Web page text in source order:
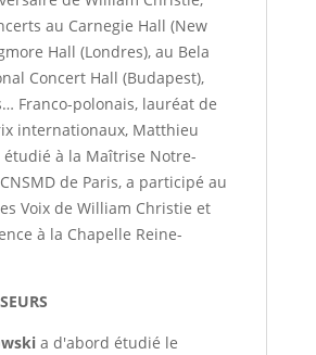
au Carnegie Hall (New
Hall (Londres), au Bela
Concert Hall (Budapest),
Franco-polonais, lauréat de
internationaux, Matthieu
étudié à la Maîtrise Notre-
de Paris, a participé au
Voix de William Christie et
à la Chapelle Reine-
a d'abord étudié le